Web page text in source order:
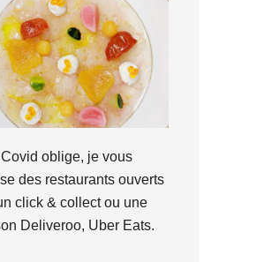
oblige, je vous
des restaurants ouverts
click & collect ou une
Deliveroo, Uber Eats.